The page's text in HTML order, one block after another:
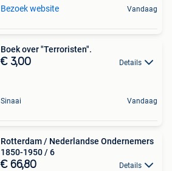
Bezoek website Vandaag
Boek over "Terroristen".
€ 3,00 Details
Sinaai Vandaag
Rotterdam / Nederlandse Ondernemers
1850-1950 / 6
€ 66,80 Details